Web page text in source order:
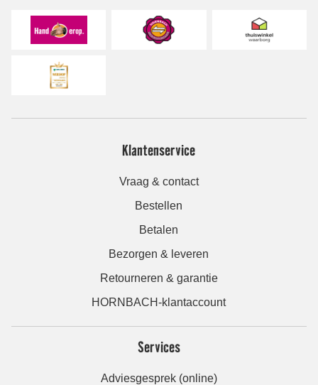
Klantenservice
Vraag & contact
Bestellen
Betalen
Bezorgen & leveren
Retourneren & garantie
HORNBACH-klantaccount
Services
Adviesgesprek (online)